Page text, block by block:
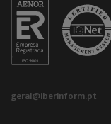
geral@iberinform.pt